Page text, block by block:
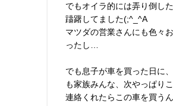
でもオイラ的には弄り倒し
躊躇してました(;^_^A
マツダの営業さんにも色々
ったし…
でも息子が車を買った日に
も家族みんな、次やっぱり
連絡くれたらこの車を買う